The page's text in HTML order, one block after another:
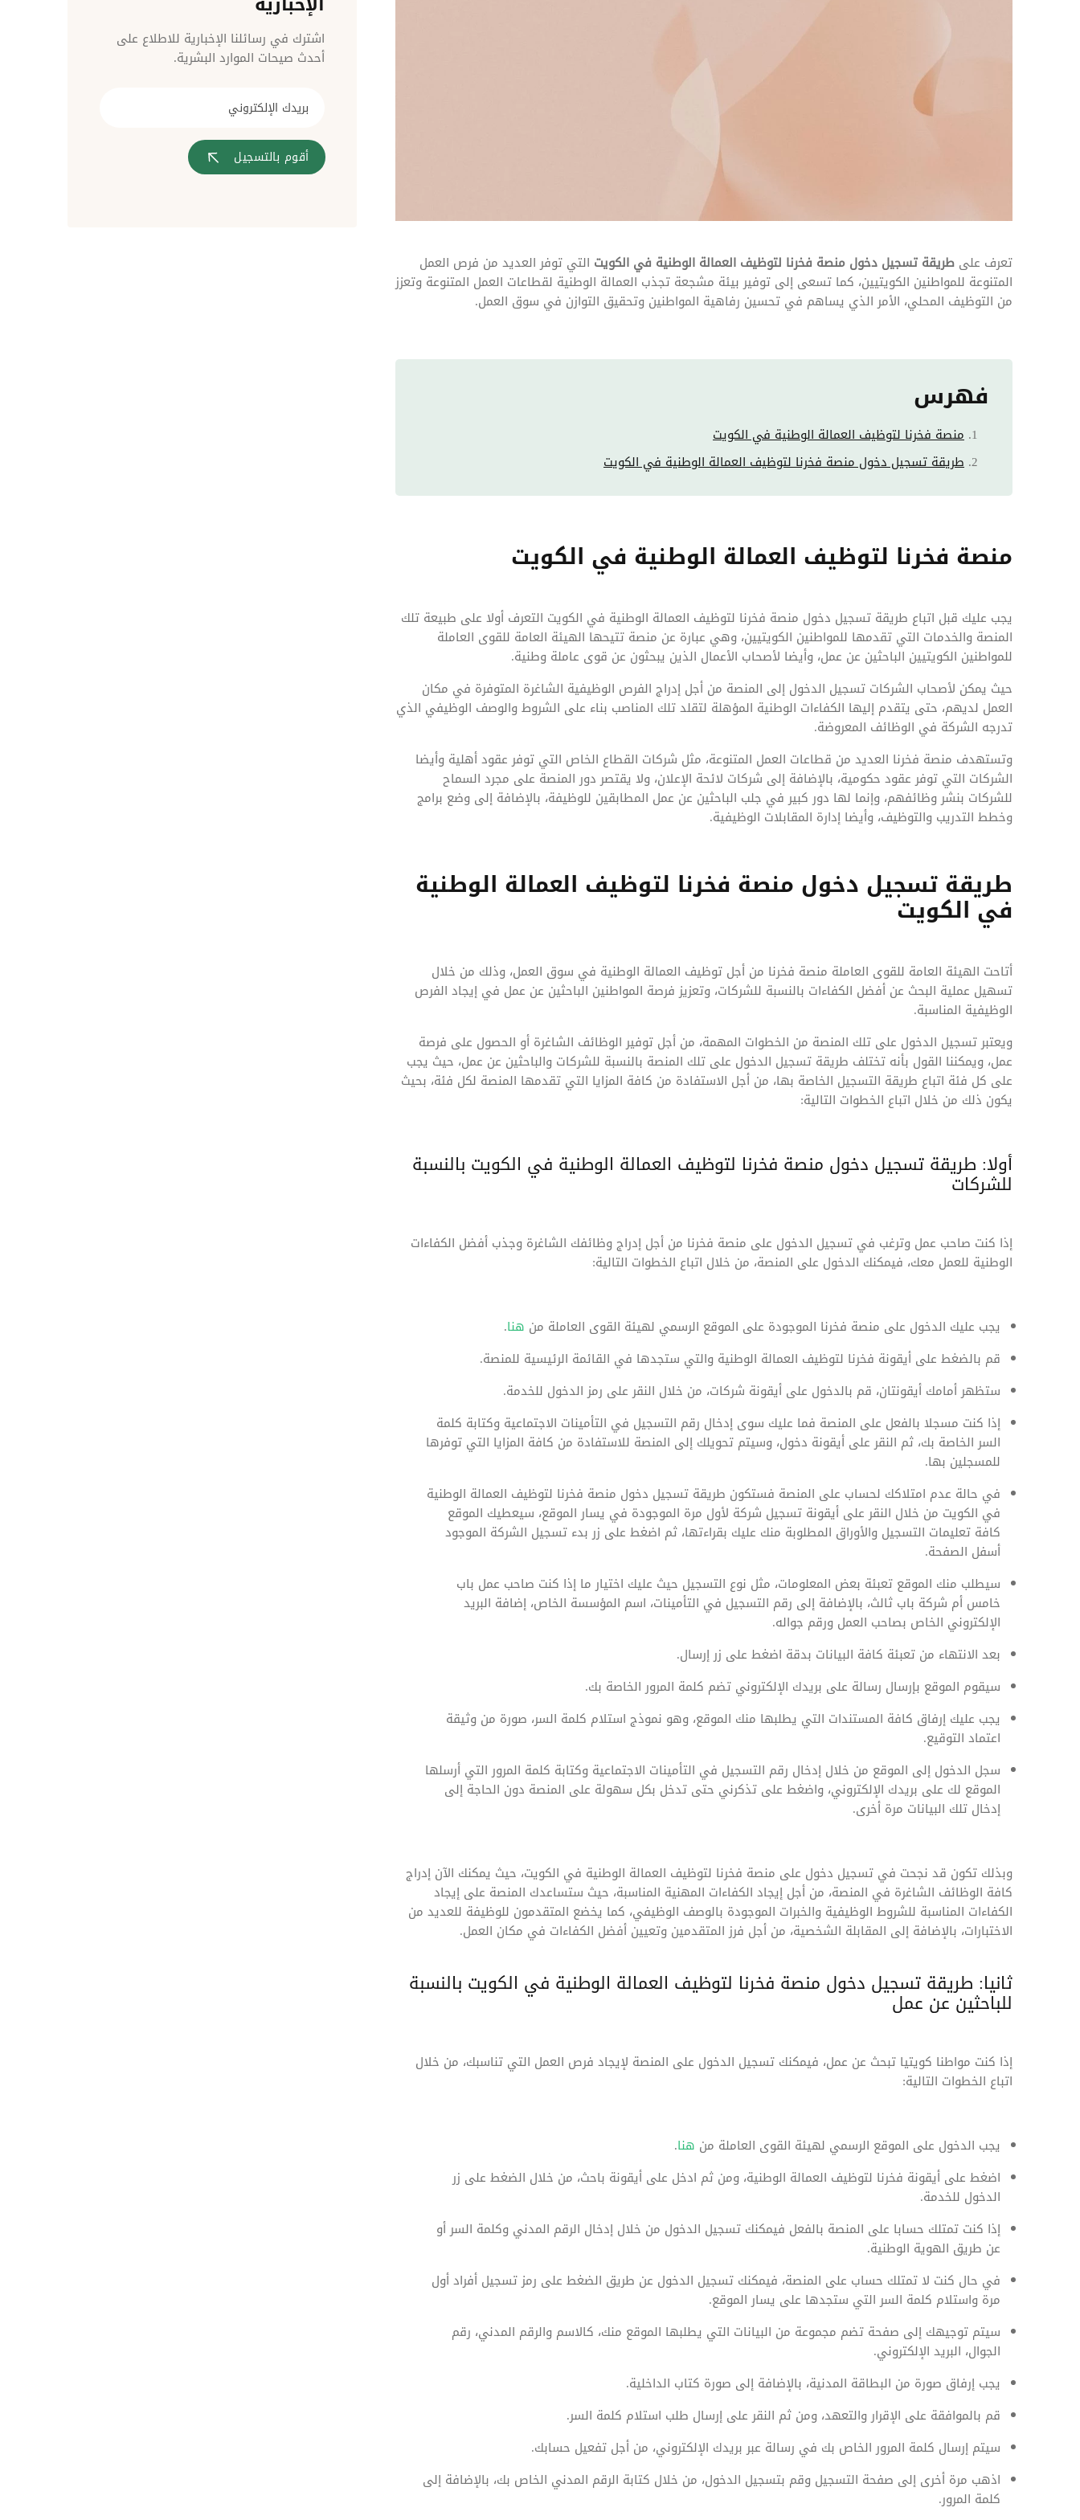
تعرف على طريقة تسجيل دخول منصة فخرنا لتوظيف العمالة الوطنية في الكويت التي توفر العديد من فرص العمل
المتنوعة للمواطنين الكويتيين، كما تسعى إلى توفير بيئة مشجعة تجذب العمالة الوطنية لقطاعات العمل المتنوعة وتعزز
من التوظيف المحلي، الأمر الذي يساهم في تحسين رفاهية المواطنين وتحقيق التوازن في سوق العمل.
فهرس
منصة فخرنا لتوظيف العمالة الوطنية في الكويت
طريقة تسجيل دخول منصة فخرنا لتوظيف العمالة الوطنية في الكويت
منصة فخرنا لتوظيف العمالة الوطنية في الكويت
يجب عليك قبل اتباع طريقة تسجيل دخول منصة فخرنا لتوظيف العمالة الوطنية في الكويت التعرف أولا على طبيعة تلك
المنصة والخدمات التي تقدمها للمواطنين الكويتيين، وهي عبارة عن منصة تتيحها الهيئة العامة للقوى العاملة
للمواطنين الكويتيين الباحثين عن عمل، وأيضا لأصحاب الأعمال الذين يبحثون عن قوى عاملة وطنية.
حيث يمكن لأصحاب الشركات تسجيل الدخول إلى المنصة من أجل إدراج الفرص الوظيفية الشاغرة المتوفرة في مكان
العمل لديهم، حتى يتقدم إليها الكفاءات الوطنية المؤهلة لتقلد تلك المناصب بناء على الشروط والوصف الوظيفي الذي
تدرجه الشركة في الوظائف المعروضة.
وتستهدف منصة فخرنا العديد من قطاعات العمل المتنوعة، مثل شركات القطاع الخاص التي توفر عقود أهلية وأيضا
الشركات التي توفر عقود حكومية، بالإضافة إلى شركات لائحة الإعلان، ولا يقتصر دور المنصة على مجرد السماح
للشركات بنشر وظائفهم، وإنما لها دور كبير في جلب الباحثين عن عمل المطابقين للوظيفة، بالإضافة إلى وضع برامج
وخطط التدريب والتوظيف، وأيضا إدارة المقابلات الوظيفية.
طريقة تسجيل دخول منصة فخرنا لتوظيف العمالة الوطنية
في الكويت
أتاحت الهيئة العامة للقوى العاملة منصة فخرنا من أجل توظيف العمالة الوطنية في سوق العمل، وذلك من خلال
تسهيل عملية البحث عن أفضل الكفاءات بالنسبة للشركات، وتعزيز فرصة المواطنين الباحثين عن عمل في إيجاد الفرص
الوظيفية المناسبة.
ويعتبر تسجيل الدخول على تلك المنصة من الخطوات المهمة، من أجل توفير الوظائف الشاغرة أو الحصول على فرصة
عمل، ويمكننا القول بأنه تختلف طريقة تسجيل الدخول على تلك المنصة بالنسبة للشركات والباحثين عن عمل، حيث يجب
على كل فئة اتباع طريقة التسجيل الخاصة بها، من أجل الاستفادة من كافة المزايا التي تقدمها المنصة لكل فئة، بحيث
يكون ذلك من خلال اتباع الخطوات التالية:
أولا: طريقة تسجيل دخول منصة فخرنا لتوظيف العمالة الوطنية في الكويت بالنسبة
للشركات
إذا كنت صاحب عمل وترغب في تسجيل الدخول على منصة فخرنا من أجل إدراج وظائفك الشاغرة وجذب أفضل الكفاءات
الوطنية للعمل معك، فيمكنك الدخول على المنصة، من خلال اتباع الخطوات التالية:
يجب عليك الدخول على منصة فخرنا الموجودة على الموقع الرسمي لهيئة القوى العاملة من هنا.
قم بالضغط على أيقونة فخرنا لتوظيف العمالة الوطنية والتي ستجدها في القائمة الرئيسية للمنصة.
ستظهر أمامك أيقونتان، قم بالدخول على أيقونة شركات، من خلال النقر على رمز الدخول للخدمة.
إذا كنت مسجلا بالفعل على المنصة فما عليك سوى إدخال رقم التسجيل في التأمينات الاجتماعية وكتابة كلمة
السر الخاصة بك، ثم النقر على أيقونة دخول، وسيتم تحويلك إلى المنصة للاستفادة من كافة المزايا التي توفرها
للمسجلين بها.
في حالة عدم امتلاكك لحساب على المنصة فستكون طريقة تسجيل دخول منصة فخرنا لتوظيف العمالة الوطنية
في الكويت من خلال النقر على أيقونة تسجيل شركة لأول مرة الموجودة في يسار الموقع، سيعطيك الموقع
كافة تعليمات التسجيل والأوراق المطلوبة منك عليك بقراءتها، ثم اضغط على زر بدء تسجيل الشركة الموجود
أسفل الصفحة.
سيطلب منك الموقع تعبئة بعض المعلومات، مثل نوع التسجيل حيث عليك اختيار ما إذا كنت صاحب عمل باب
خامس أم شركة باب ثالث، بالإضافة إلى رقم التسجيل في التأمينات، اسم المؤسسة الخاص، إضافة البريد
الإلكتروني الخاص بصاحب العمل ورقم جواله.
بعد الانتهاء من تعبئة كافة البيانات بدقة اضغط على زر إرسال.
سيقوم الموقع بإرسال رسالة على بريدك الإلكتروني تضم كلمة المرور الخاصة بك.
يجب عليك إرفاق كافة المستندات التي يطلبها منك الموقع، وهو نموذج استلام كلمة السر، صورة من وثيقة
اعتماد التوقيع.
سجل الدخول إلى الموقع من خلال إدخال رقم التسجيل في التأمينات الاجتماعية وكتابة كلمة المرور التي أرسلها
الموقع لك على بريدك الإلكتروني، واضغط على تذكرني حتى تدخل بكل سهولة على المنصة دون الحاجة إلى
إدخال تلك البيانات مرة أخرى.
وبذلك تكون قد نجحت في تسجيل دخول على منصة فخرنا لتوظيف العمالة الوطنية في الكويت، حيث يمكنك الآن إدراج
كافة الوظائف الشاغرة في المنصة، من أجل إيجاد الكفاءات المهنية المناسبة، حيث ستساعدك المنصة على إيجاد
الكفاءات المناسبة للشروط الوظيفية والخبرات الموجودة بالوصف الوظيفي، كما يخضع المتقدمون للوظيفة للعديد من
الاختبارات، بالإضافة إلى المقابلة الشخصية، من أجل فرز المتقدمين وتعيين أفضل الكفاءات في مكان العمل.
ثانيا: طريقة تسجيل دخول منصة فخرنا لتوظيف العمالة الوطنية في الكويت بالنسبة
للباحثين عن عمل
إذا كنت مواطنا كويتيا تبحث عن عمل، فيمكنك تسجيل الدخول على المنصة لإيجاد فرص العمل التي تناسبك، من خلال
اتباع الخطوات التالية:
يجب الدخول على الموقع الرسمي لهيئة القوى العاملة من هنا.
اضغط على أيقونة فخرنا لتوظيف العمالة الوطنية، ومن ثم ادخل على أيقونة باحث، من خلال الضغط على زر
الدخول للخدمة.
إذا كنت تمتلك حسابا على المنصة بالفعل فيمكنك تسجيل الدخول من خلال إدخال الرقم المدني وكلمة السر أو
عن طريق الهوية الوطنية.
في حال كنت لا تمتلك حساب على المنصة، فيمكنك تسجيل الدخول عن طريق الضغط على رمز تسجيل أفراد أول
مرة واستلام كلمة السر التي ستجدها على يسار الموقع.
سيتم توجيهك إلى صفحة تضم مجموعة من البيانات التي يطلبها الموقع منك، كالاسم والرقم المدني، رقم
الجوال، البريد الإلكتروني.
يجب إرفاق صورة من البطاقة المدنية، بالإضافة إلى صورة كتاب الداخلية.
قم بالموافقة على الإقرار والتعهد، ومن ثم النقر على إرسال طلب استلام كلمة السر.
سيتم إرسال كلمة المرور الخاص بك في رسالة عبر بريدك الإلكتروني، من أجل تفعيل حسابك.
اذهب مرة أخرى إلى صفحة التسجيل وقم بتسجيل الدخول، من خلال كتابة الرقم المدني الخاص بك، بالإضافة إلى
كلمة المرور.
اشترك في رسائلنا الإخبارية للاطلاع على
أحدث صيحات الموارد البشرية.
أقوم بالتسجيل
تتبع التأمين الصحي
قم بتتبع طلبات استرداد تكاليف الرعاية
مراقبة الدخول